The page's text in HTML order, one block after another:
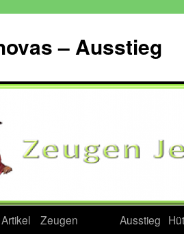
– Ausstieg
Artikel
Zeugen
Ausstieg